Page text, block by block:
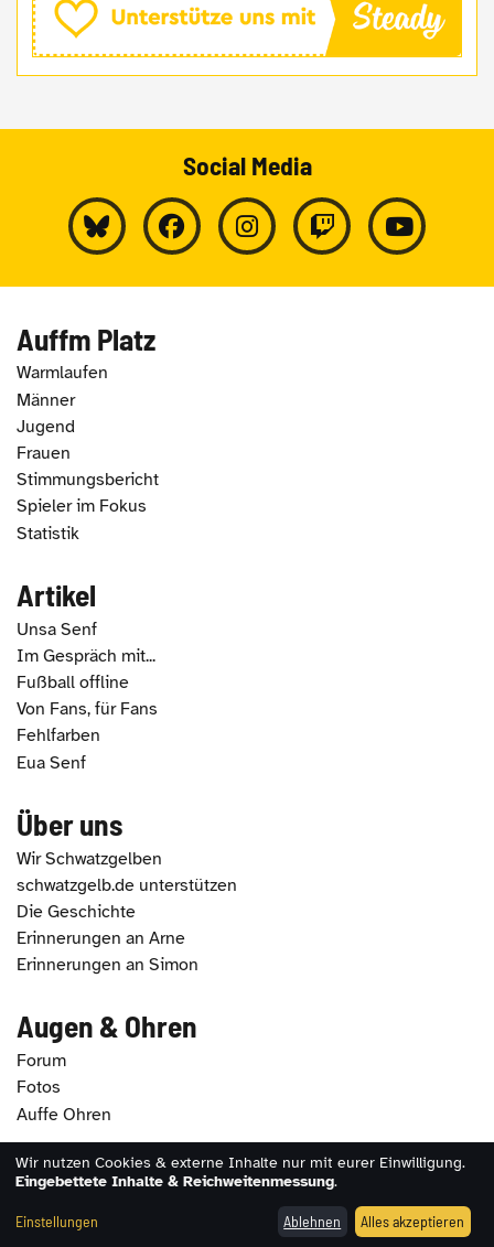
Social Media
Auffm Platz
Warmlaufen
Männer
Jugend
Frauen
Stimmungsbericht
Spieler im Fokus
Statistik
Artikel
Unsa Senf
Im Gespräch mit...
Fußball offline
Von Fans, für Fans
Fehlfarben
Eua Senf
Über uns
Wir Schwatzgelben
schwatzgelb.de unterstützen
Die Geschichte
Erinnerungen an Arne
Erinnerungen an Simon
Augen & Ohren
Forum
Fotos
Auffe Ohren
2026 - schwatzgelb.de |Impressum|Datenschutz
Wir nutzen Cookies & externe Inhalte nur mit eurer Einwilligung.
Eingebettete Inhalte & Reichweitenmessung.
Einstellungen Ablehnen Alles akzeptieren